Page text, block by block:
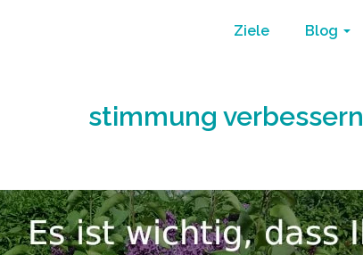
Ziele Blog
stimmung verbessern